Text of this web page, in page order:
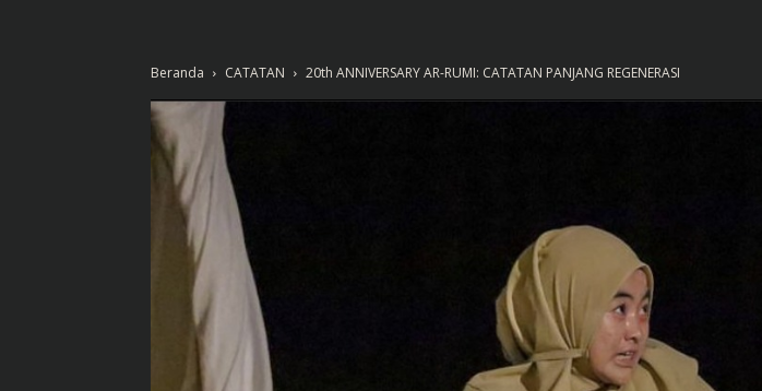
Beranda CATATAN 20th ANNIVERSARY AR-RUMI: CATATAN PANJANG REGENERASI